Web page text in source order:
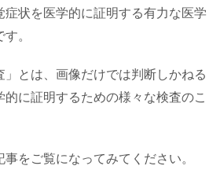
症状を医学的に証明する有力な医学
。
」とは、画像だけでは判断しかねる
に証明するための様々な検査のこ
をご覧になってみてください。